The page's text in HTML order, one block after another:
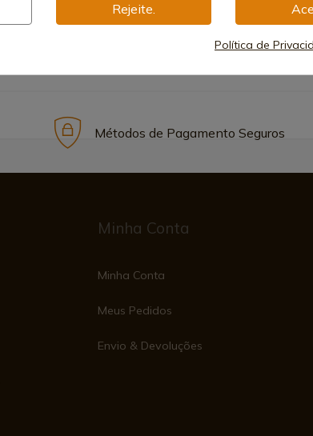
Métodos de Pagamento Seguros
Minha Conta
Minha Conta
Meus Pedidos
Envio & Devoluções
Rejeite.
Política de